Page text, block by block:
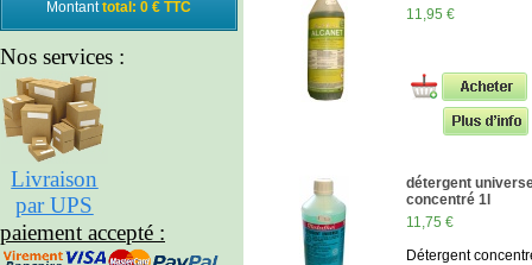
Montanttotal: 0 € TTC
Nos services :
Livraison
par UPS
paiement accepté :
11,95 €
détergent
concentré 1l
11,75 €
Détergent